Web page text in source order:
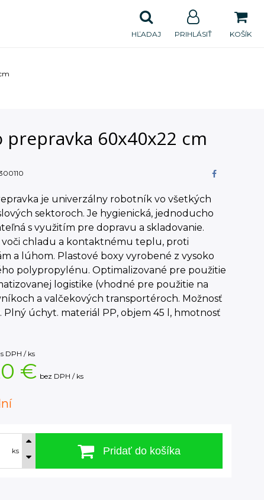
KOŠÍK
PRIHLÁSIŤ
HĽADAJ
prepravka 60x40x22 cm
je univerzálny robotník vo všetkých
sektoroch. Je hygienická, jednoducho
s využitím pre dopravu a skladovanie.
chladu a kontaktnému teplu, proti
a lúhom. Plastové boxy vyrobené z vysoko
polypropylénu. Optimalizované pre použitie
logistike (vhodné pre použitie na
a valčekových transportéroch. Možnosť
Plný úchyt. materiál PP, objem 45 l, hmotnosť
s DPH / ks
€ bez DPH / ks
ks Pridať do košíka